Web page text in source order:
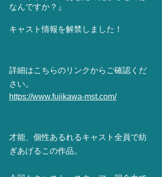
なんですか？』​​
キャスト情報を解禁しました！
詳細はこちらのリンクからご確認くだ
さい。
https://www.fujikawa-mst.com/
才能、個性あるれるキャスト全員で紡
ぎあげるこの作品。